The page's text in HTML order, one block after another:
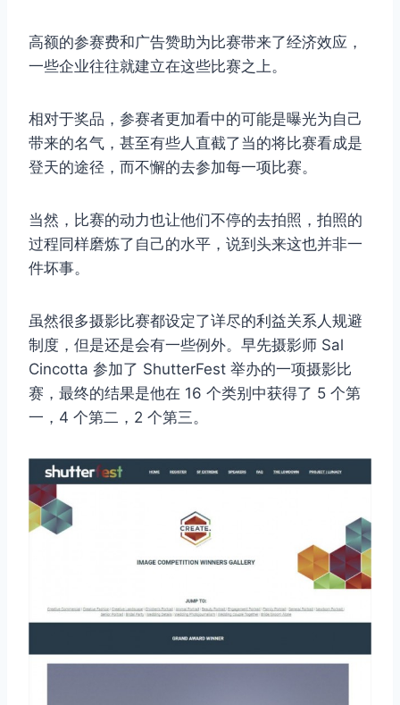
高额的参赛费和广告赞助为比赛带来了经济效应，
一些企业往往就建立在这些比赛之上。
相对于奖品，参赛者更加看中的可能是曝光为自己
带来的名气，甚至有些人直截了当的将比赛看成是
登天的途径，而不懈的去参加每一项比赛。
当然，比赛的动力也让他们不停的去拍照，拍照的
过程同样磨炼了自己的水平，说到头来这也并非一
件坏事。
虽然很多摄影比赛都设定了详尽的利益关系人规避
制度，但是还是会有一些例外。早先摄影师 Sal
Cincotta 参加了 ShutterFest 举办的一项摄影比
赛，最终的结果是他在 16 个类别中获得了 5 个第
一，4 个第二，2 个第三。